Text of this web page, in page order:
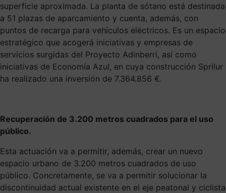
superficie aproximada. La planta de sótano está destinada
a 51 plazas de aparcamiento y cuenta, además, con
puntos de recarga para vehículos eléctricos. Es un espacio
estratégico que acogerá iniciativas y empresas de
servicios surgidas del Proyecto Adinberri, así como
iniciativas de Economía Azul, en cuya construcción Sprilur
ha realizado una inversión de 7.364.856 €.
Recuperación de 3.200 metros cuadrados para el uso
público.
Esta actuación va a permitir, además, crear un nuevo
espacio urbano de 3.200 metros cuadrados de uso
público. Concretamente, se va a permitir solucionar la
discontinuidad actual existente en el eje peatonal y ciclista